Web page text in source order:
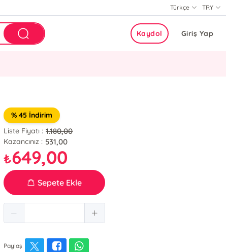
TRY
Türkçe
Giriş Yap
Kaydol
% 45 İndirim
Liste Fiyatı : 1.180,00
Kazancınız : 531,00
₺649,00
Sepete Ekle
Paylaş